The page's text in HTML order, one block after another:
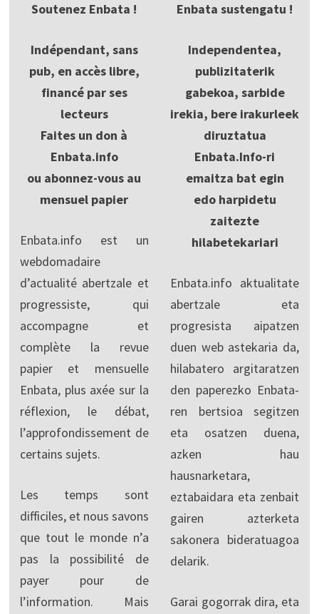
Soutenez Enbata !
Indépendant, sans
pub, en accès libre,
financé par ses
lecteurs
Faites un don à
Enbata.info
ou abonnez-vous au
mensuel papier
Enbata.info est un
webdomadaire
d’actualité abertzale et
progressiste, qui
accompagne et
complète la revue
papier et mensuelle
Enbata, plus axée sur la
réflexion, le débat,
l’approfondissement de
certains sujets.
Les temps sont
difficiles, et nous savons
que tout le monde n’a
pas la possibilité de
payer pour de
l’information. Mais
Enbata sustengatu !
Independentea,
publizitaterik
gabekoa, sarbide
irekia, bere irakurleek
diruztatua
Enbata.Info-ri
emaitza bat egin
edo harpidetu
zaitezte
hilabetekariari
Enbata.info aktualitate
abertzale eta
progresista aipatzen
duen web astekaria da,
hilabatero argitaratzen
den paperezko Enbata-
ren bertsioa segitzen
eta osatzen duena,
azken hau
hausnarketara,
eztabaidara eta zenbait
gairen azterketa
sakonera bideratuagoa
delarik.
Garai gogorrak dira, eta